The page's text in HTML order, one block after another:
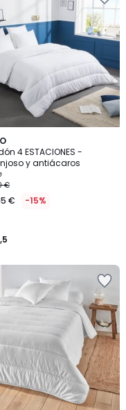
4 ESTACIONES -
y antiácaros
€
€ -15%